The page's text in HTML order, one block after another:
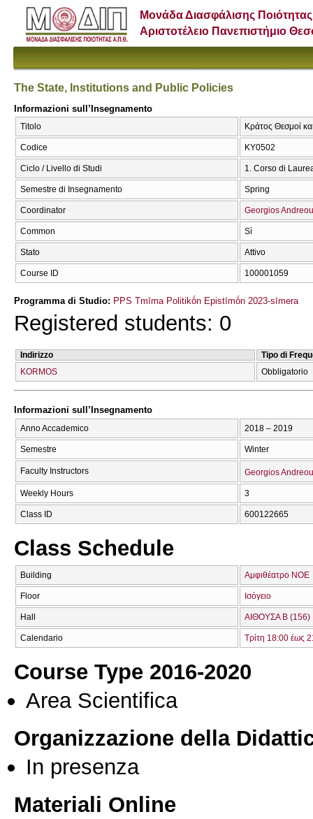
Μονάδα Διασφάλισης Ποιότητας
Αριστοτέλειο Πανεπιστήμιο
The State, Institutions and Public Policies
Informazioni sull’Insegnamento
Titolo Κράτος Θεσμοί
Codice ΚΥ0502
Ciclo / Livello di Studi 1. Corso di
Semestre di Insegnamento Spring
Coordinator Georgios Andreou
Common Sì
Stato Attivo
Course ID 100001059
Programma di Studio: PPS Tmīma Politikṓn Epistīmṓn 2023-sīmera
Registered students: 0
Indirizzo
Tipo di
KORMOS
Obbligatorio
Informazioni sull’Insegnamento
Anno Accademico 2018 – 2019
Semestre Winter
Faculty Instructors Georgios Andreou
Weekly Hours 3
Class ID 600122665
Class Schedule
Building Αμφιθέατρο ΝΟΕ
Floor Ισόγειο
Hall ΑΙΘΟΥΣΑ Β (156)
Calendario Τρίτη 18:00 έως
Course Type 2016-2020
Area Scientifica
Organizzazione della
In presenza
Materiali Online